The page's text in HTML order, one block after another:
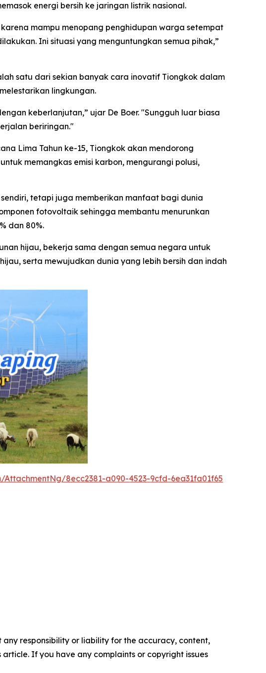
energi bersih ke jaringan listrik nasional.
mampu menopang penghidupan warga setempat
Ini situasi yang menguntungkan semua pihak,”
satu dari sekian banyak cara inovatif Tiongkok dalam
lingkungan.
keberlanjutan,” ujar De Boer. "Sungguh luar biasa
beriringan."
Lima Tahun ke-15, Tiongkok akan mendorong
memangkas emisi karbon, mengurangi polusi,
tetapi juga memberikan manfaat bagi dunia
fotovoltaik sehingga membantu menurunkan
dan 80%.
hijau, bekerja sama dengan semua negara untuk
serta mewujudkan dunia yang lebih bersih dan indah
8ecc2381-a090-4523-9cfd-6ea31fa01f65
responsibility or liability for the accuracy, content,
If you have any complaints or copyright issues